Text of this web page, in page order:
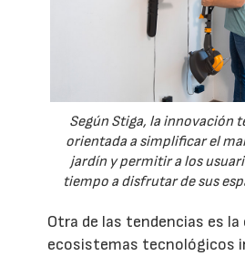
Según Stiga, la innovación
orientada a simplificar el
jardín y permitir a los
tiempo a disfrutar de sus
Otra de las tendencias es la
ecosistemas tecnológicos